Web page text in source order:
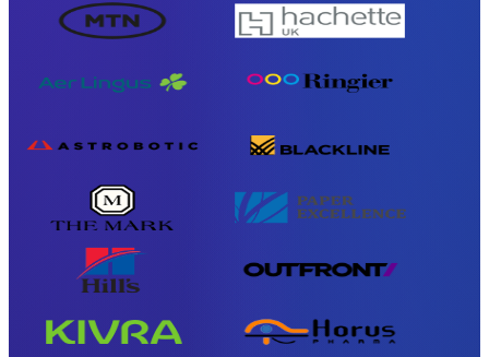
Thunderbird
TransferNow su tutti i tuoi dispositivi
Desktop, mobile, browser ed e-mail — ovunque, gratuitamente.
Scopri l’API
Prova l’API
API TransferNow